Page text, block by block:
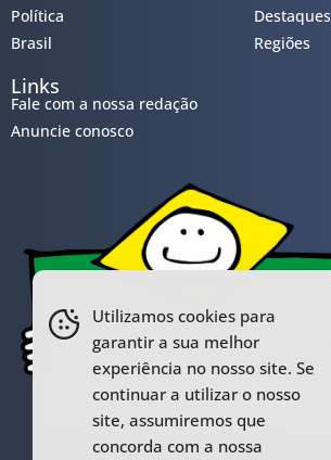
Política
Brasil
Destaques
Regiões
Links
Fale com a nossa redação
Anuncie conosco
Utilizamos cookies para
garantir a sua melhor
experiência no nosso site. Se
continuar a utilizar o nosso
site, assumiremos que
concorda com a nossa